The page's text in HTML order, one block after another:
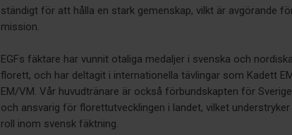
ständigt för att hålla en stark gemenskap, vilkt är avgörande
mission.
EGFs fäktare har vunnit otaliga medaljer i svenska och
florett, och har deltagit i internationella tävlingar som Kadett
EM/VM. Vår huvudtränare är också förbundskapten för
och ansvarig för florettutvecklingen i landet, vilket understryker
roll inom svensk fäktning.